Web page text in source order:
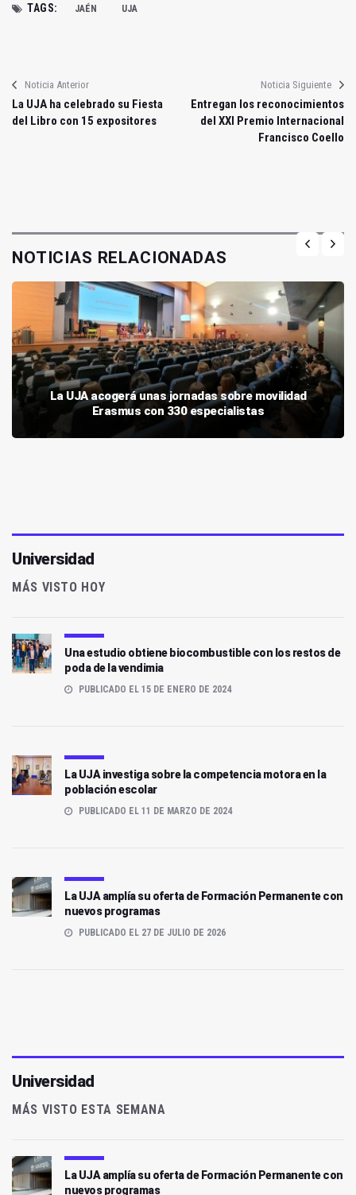
TAGS: JAÉN UJA
Noticia Anterior
La UJA ha celebrado su Fiesta
del Libro con 15 expositores
Noticia Siguiente
Entregan los reconocimientos
del XXI Premio Internacional
Francisco Coello
NOTICIAS RELACIONADAS
La UJA acogerá unas jornadas sobre movilidad
Erasmus con 330 especialistas
Universidad
MÁS VISTO HOY
Una estudio obtiene biocombustible con los restos de
poda de la vendimia
PUBLICADO EL 15 DE ENERO DE 2024
La UJA investiga sobre la competencia motora en la
población escolar
PUBLICADO EL 11 DE MARZO DE 2024
La UJA amplía su oferta de Formación Permanente con
nuevos programas
PUBLICADO EL 27 DE JULIO DE 2026
Universidad
MÁS VISTO ESTA SEMANA
La UJA amplía su oferta de Formación Permanente con
nuevos programas